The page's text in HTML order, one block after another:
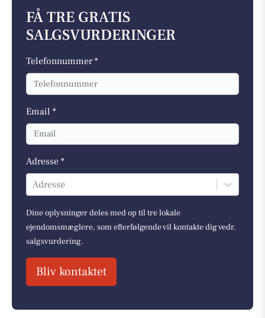
FÅ TRE GRATIS
SALGSVURDERINGER
Telefonnummer *
Email *
Adresse *
Adresse
Dine oplysninger deles med op til tre lokale
ejendomsmæglere, som efterfølgende vil kontakte dig vedr.
salgsvurdering.
Bliv kontaktet